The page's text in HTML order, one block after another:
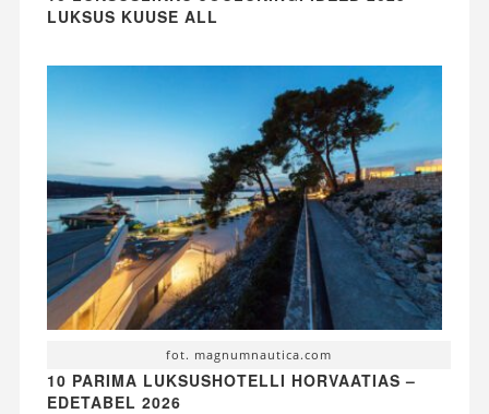
LUKSUS KUUSE ALL
fot. magnumnautica.com
10 PARIMA LUKSUSHOTELLI HORVAATIAS –
EDETABEL 2026